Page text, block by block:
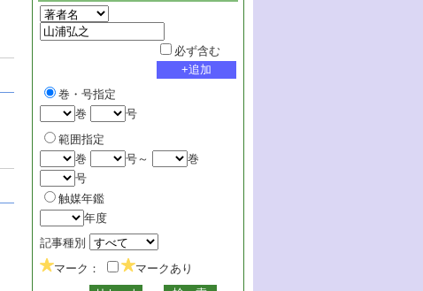
必ず含む
巻・号指定
巻
号
範囲指定
巻
号～
巻
号
触媒年鑑
年度
記事種別
マーク：
マークあり